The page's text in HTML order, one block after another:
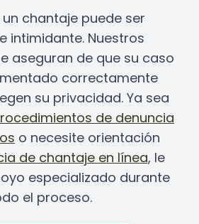
un chantaje puede ser
intimidante. Nuestros
aseguran de que su caso
correctamente
su privacidad. Ya sea
de denuncia
o necesite orientación
de chantaje en línea, le
especializado durante
el proceso.